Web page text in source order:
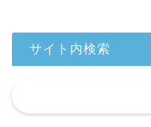
サイト内検索